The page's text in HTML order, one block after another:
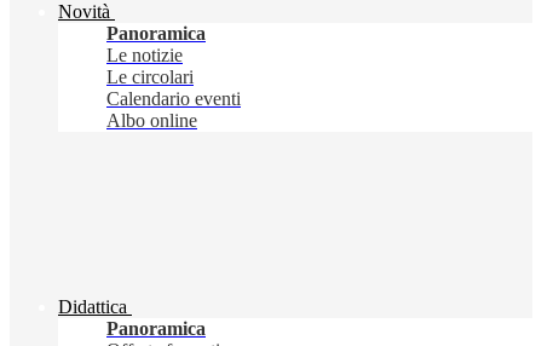
Novità
Panoramica
Le notizie
Le circolari
Calendario eventi
Albo online
Didattica
Panoramica